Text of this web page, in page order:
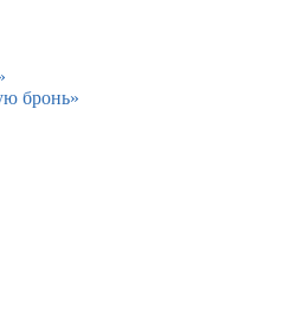
бронь»